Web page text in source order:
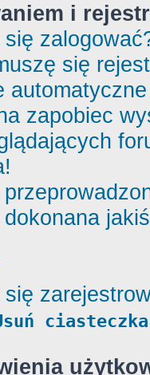
i
się
zapobiec
dokonana